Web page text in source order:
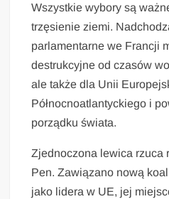
Wszystkie wybory są
trzęsienie ziemi.
parlamentarne we Francji
destrukcyjne od czasów
ale także dla Unii
Północnoatlantyckiego i
porządku świata.
Zjednoczona lewica rzuca
Pen. Zawiązano nową
jako lidera w UE, jej